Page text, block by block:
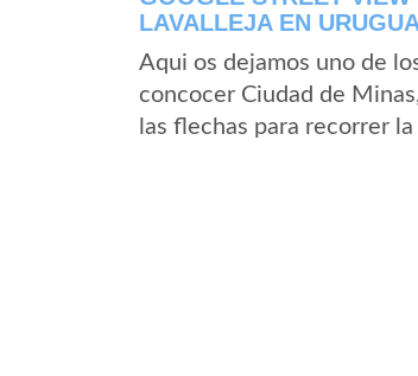
LAVALLEJA EN
Aqui os dejamos uno de
concocer Ciudad de
las flechas para recorrer